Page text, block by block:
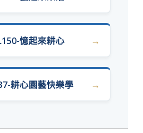
憶起來耕心
耕心園藝快樂學